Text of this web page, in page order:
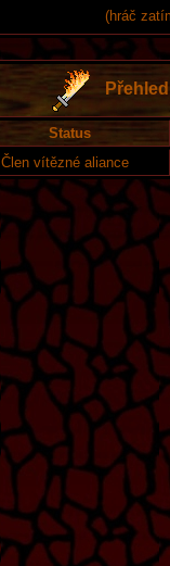
(hráč
Status
Člen vítězné aliance